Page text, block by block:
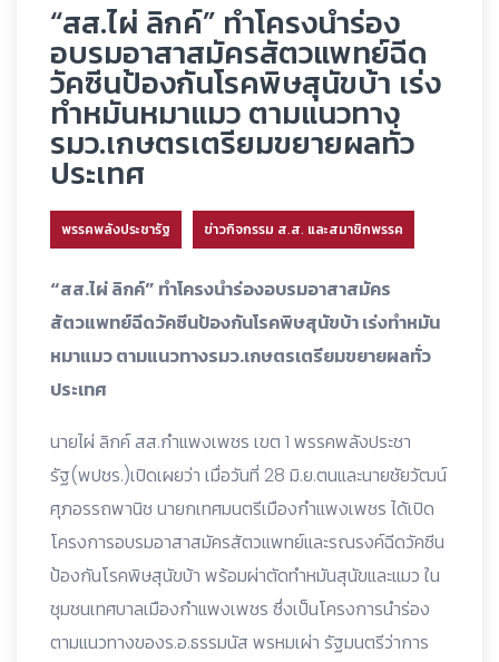
“สส.ไผ่ ลิกค์” ทำโครงนำร่อง
อบรมอาสาสมัครสัตวแพทย์ฉีด
วัคซีนป้องกันโรคพิษสุนัขบ้า เร่ง
ทำหมันหมาแมว ตามแนวทาง
รมว.เกษตรเตรียมขยายผลทั่ว
ประเทศ
พรรคพลังประชารัฐ ข่าวกิจกรรม ส.ส. และสมาชิกพรรค
“สส.ไผ่ ลิกค์” ทำโครงนำร่องอบรมอาสาสมัคร
สัตวแพทย์ฉีดวัคซีนป้องกันโรคพิษสุนัขบ้า เร่งทำหมัน
หมาแมว ตามแนวทางรมว.เกษตรเตรียมขยายผลทั่ว
ประเทศ
นายไผ่ ลิกค์ สส.กำแพงเพชร เขต 1 พรรคพลังประชา
รัฐ(พปชร.)เปิดเผยว่า เมื่อวันที่ 28 มิ.ย.ตนและนายชัยวัฒน์
ศุภอรรถพานิช นายกเทศมนตรีเมืองกำแพงเพชร ได้เปิด
โครงการอบรมอาสาสมัครสัตวแพทย์และรณรงค์ฉีดวัคซีน
ป้องกันโรคพิษสุนัขบ้า พร้อมผ่าตัดทำหมันสุนัขและแมว ใน
ชุมชนเทศบาลเมืองกำแพงเพชร ซึ่งเป็นโครงการนำร่อง
ตามแนวทางของร.อ.ธรรมนัส พรหมเผ่า รัฐมนตรีว่าการ